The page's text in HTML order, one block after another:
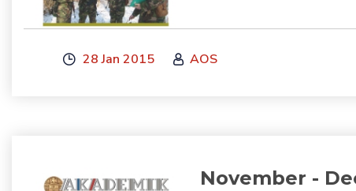
28 Jan 2015 AOS
November -